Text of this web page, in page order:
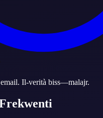
Il-verità biss—malajr.